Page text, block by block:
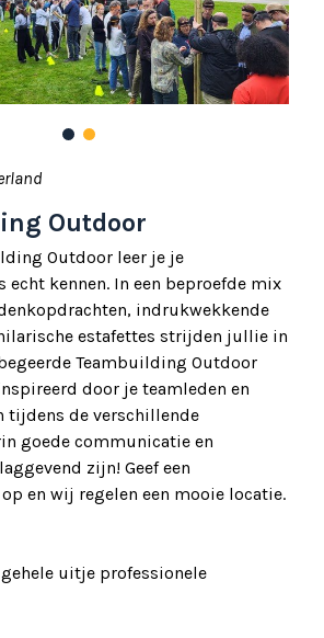
Outdoor
Outdoor leer je je
echt kennen. In een beproefde mix
indrukwekkende
estafettes strijden jullie in
Teambuilding Outdoor
door je teamleden en
tijdens de verschillende
goede communicatie en
zijn! Geef een
en wij regelen een mooie locatie.
uitje professionele
chopper en Uitjes en Eten app